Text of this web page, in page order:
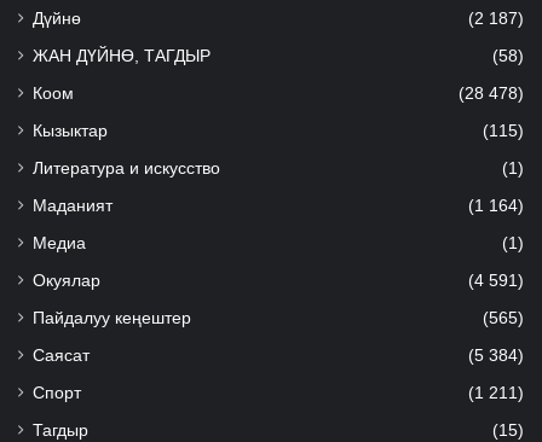
Дүйнө (2 187)
ЖАН ДҮЙНӨ, ТАГДЫР (58)
Коом (28 478)
Кызыктар (115)
Литература и искусство (1)
Маданият (1 164)
Медиа (1)
Окуялар (4 591)
Пайдалуу кеңештер (565)
Саясат (5 384)
Спорт (1 211)
Тагдыр (15)